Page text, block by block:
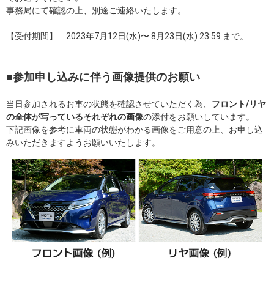
事務局にて確認の上、別途ご連絡いたします。
【受付期間】 2023年7月12日(水)〜 8月23日(水) 23:59 まで。
■参加申し込みに伴う画像提供のお願い
当日参加されるお車の状態を確認させていただく為、 フロント/リヤ
の全体が写っているそれぞれの画像の添付をお願いしています。
下記画像を参考に車両の状態がわかる画像をご用意の上、お申し込
みいただきますようお願いいたします。